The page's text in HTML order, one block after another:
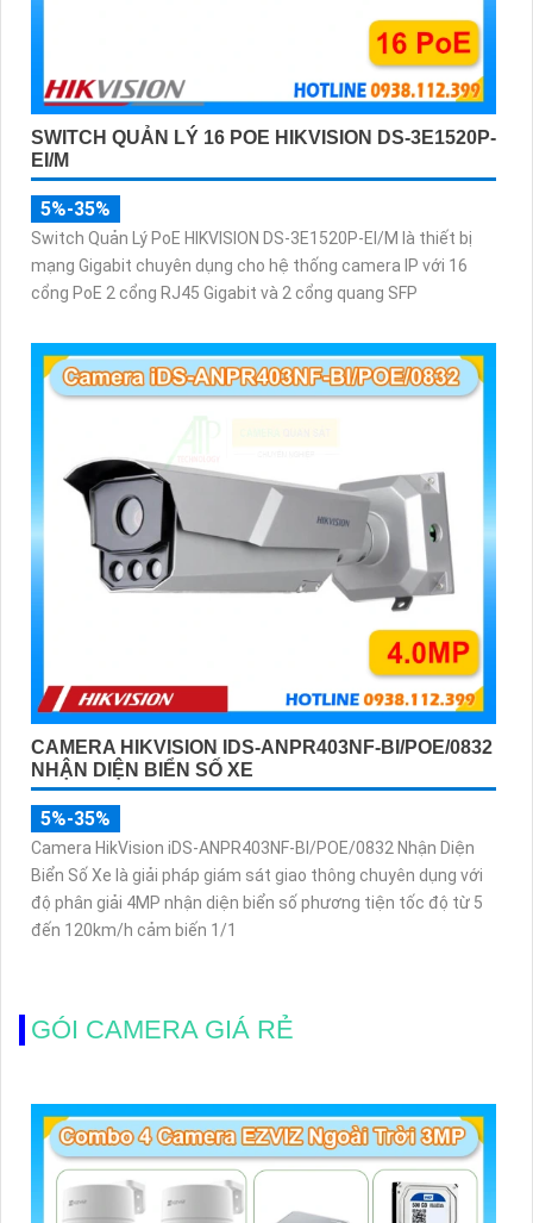
SWITCH QUẢN LÝ 16 POE HIKVISION DS-3E1520P-
EI/M
5%-35%
Switch Quản Lý PoE HIKVISION DS-3E1520P-EI/M là thiết bị
mạng Gigabit chuyên dụng cho hệ thống camera IP với 16
cổng PoE 2 cổng RJ45 Gigabit và 2 cổng quang SFP
CAMERA HIKVISION IDS-ANPR403NF-BI/POE/0832
NHẬN DIỆN BIỂN SỐ XE
5%-35%
Camera HikVision iDS-ANPR403NF-BI/POE/0832 Nhận Diện
Biển Số Xe là giải pháp giám sát giao thông chuyên dụng với
độ phân giải 4MP nhận diện biển số phương tiện tốc độ từ 5
đến 120km/h cảm biến 1/1
GÓI CAMERA GIÁ RẺ